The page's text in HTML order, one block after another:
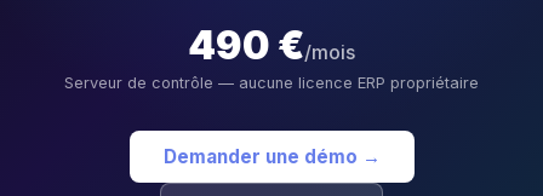
490 €/mois
Serveur de contrôle — aucune licence ERP propriétaire
Demander une démo →